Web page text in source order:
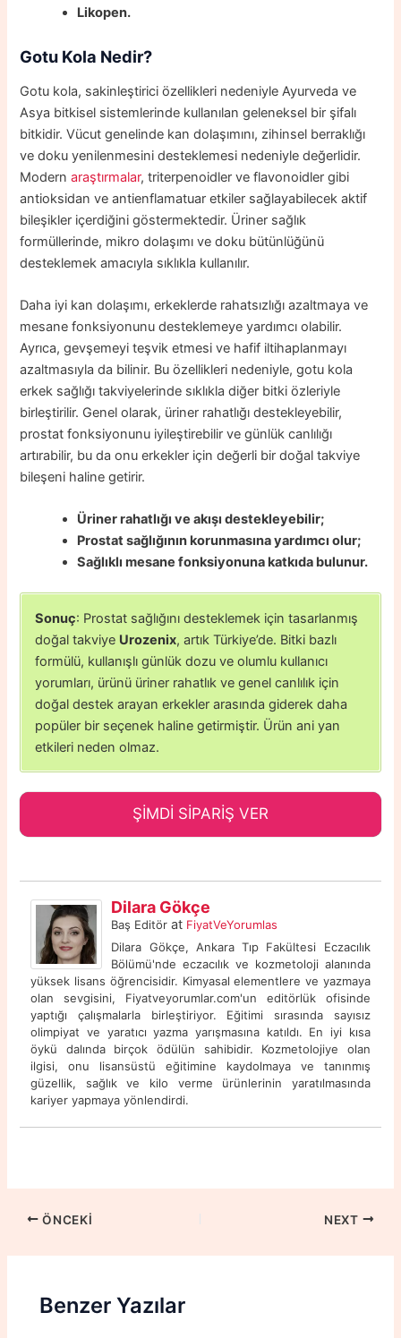
Likopen.
Gotu Kola Nedir?
Gotu kola, sakinleştirici özellikleri nedeniyle Ayurveda ve
Asya bitkisel sistemlerinde kullanılan geleneksel bir şifalı
bitkidir. Vücut genelinde kan dolaşımını, zihinsel berraklığı
ve doku yenilenmesini desteklemesi nedeniyle değerlidir.
Modernaraştırmalar, triterpenoidler ve flavonoidler gibi
antioksidan ve antienflamatuar etkiler sağlayabilecek aktif
bileşikler içerdiğini göstermektedir. Üriner sağlık
formüllerinde, mikro dolaşımı ve doku bütünlüğünü
desteklemek amacıyla sıklıkla kullanılır.
Daha iyi kan dolaşımı, erkeklerde rahatsızlığı azaltmaya ve
mesane fonksiyonunu desteklemeye yardımcı olabilir.
Ayrıca, gevşemeyi teşvik etmesi ve hafif iltihaplanmayı
azaltmasıyla da bilinir. Bu özellikleri nedeniyle, gotu kola
erkek sağlığı takviyelerinde sıklıkla diğer bitki özleriyle
birleştirilir. Genel olarak, üriner rahatlığı destekleyebilir,
prostat fonksiyonunu iyileştirebilir ve günlük canlılığı
artırabilir, bu da onu erkekler için değerli bir doğal takviye
bileşeni haline getirir.
Üriner rahatlığı ve akışı destekleyebilir;
Prostat sağlığının korunmasına yardımcı olur;
Sağlıklı mesane fonksiyonuna katkıda bulunur.
Sonuç: Prostat sağlığını desteklemek için tasarlanmış
doğal takviye Urozenix, artık Türkiye’de. Bitki bazlı
formülü, kullanışlı günlük dozu ve olumlu kullanıcı
yorumları, ürünü üriner rahatlık ve genel canlılık için
doğal destek arayan erkekler arasında giderek daha
popüler bir seçenek haline getirmiştir. Ürün ani yan
etkileri neden olmaz.
ŞİMDİ SİPARİŞ VER
Dilara Gökçe
Baş Editör at FiyatVeYorumlas
Dilara Gökçe, Ankara Tıp Fakültesi Eczacılık
Bölümü'nde eczacılık ve kozmetoloji alanında
yüksek lisans öğrencisidir. Kimyasal elementlere ve yazmaya
olan sevgisini, Fiyatveyorumlar.com'un editörlük ofisinde
yaptığı çalışmalarla birleştiriyor. Eğitimi sırasında sayısız
olimpiyat ve yaratıcı yazma yarışmasına katıldı. En iyi kısa
öykü dalında birçok ödülün sahibidir. Kozmetolojiye olan
ilgisi, onu lisansüstü eğitimine kaydolmaya ve tanınmış
güzellik, sağlık ve kilo verme ürünlerinin yaratılmasında
kariyer yapmaya yönlendirdi.
ÖNCEKI NEXT
Benzer Yazılar